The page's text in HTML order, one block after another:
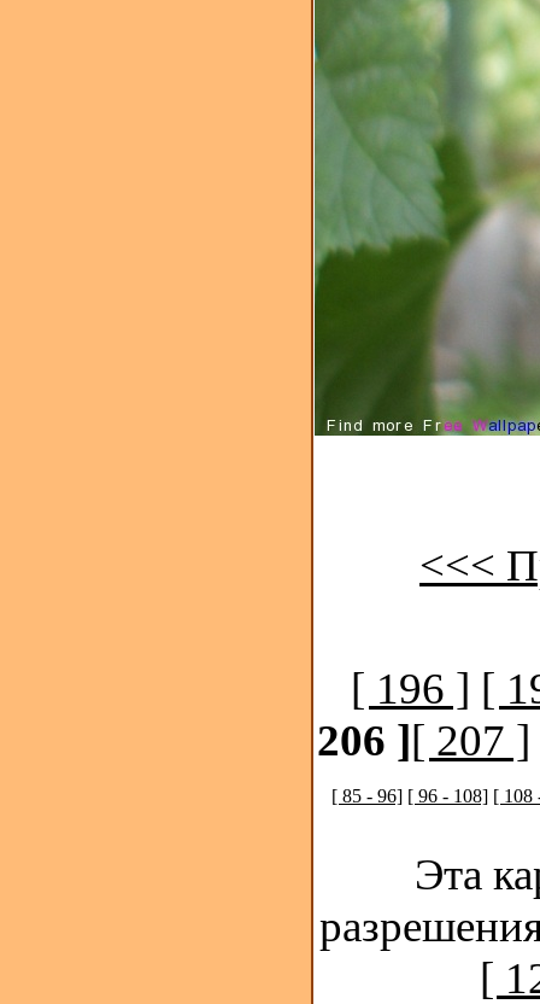
<<<
[ 196 ] [
206 ][ 207 ]
[ 85 - 96] [ 96 - 108] [ 108
Эта
[